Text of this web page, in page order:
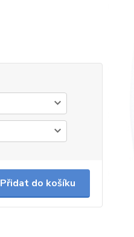
Přidat do košíku